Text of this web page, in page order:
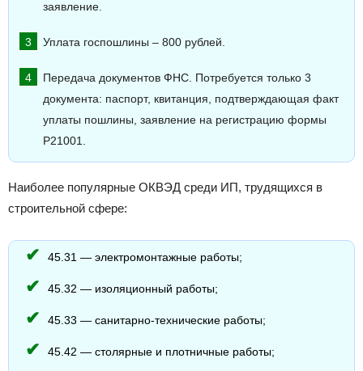
заявление.
Уплата госпошлины – 800 рублей.
Передача документов ФНС. Потребуется только 3
документа: паспорт, квитанция, подтверждающая факт
уплаты пошлины, заявление на регистрацию формы
Р21001.
Наиболее популярные ОКВЭД среди ИП, трудящихся в
строительной сфере:
45.31 — электромонтажные работы;
45.32 — изоляционный работы;
45.33 — санитарно-технические работы;
45.42 — столярные и плотничные работы;